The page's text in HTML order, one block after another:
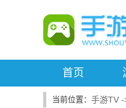
首页
手游TV -